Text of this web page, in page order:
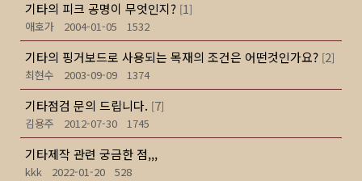
기타의 피크 공명이 무엇인지? [1]
애호가
2004-01-05 1532
기타의 핑거보드로 사용되는 목재의 조건은 어떤것인가요? [2]
최현수
2003-09-09 1374
기타점검 문의 드립니다. [7]
김용주
2012-07-30 1745
기타제작 관련 궁금한 점,,,
kkk 2022-01-20 528